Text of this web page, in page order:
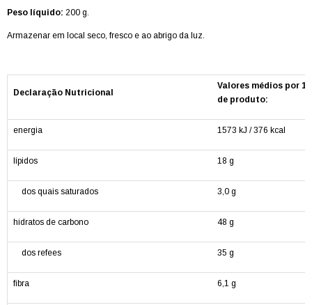
Peso líquido: 200 g.
Armazenar em local seco, fresco e ao abrigo da luz.
Declaração Nutricional
Valores médios por
de produto:
energia 1573 kJ / 376 kcal
lípidos 18 g
dos quais saturados 3,0 g
hidratos de carbono 48 g
dos refees 35 g
fibra 6,1 g